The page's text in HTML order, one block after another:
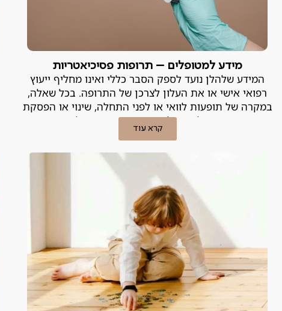
מידע למטופלים – תרופות פסיכיאטריות
המידע שלהלן נועד לספק הסבר כללי ואינו מחליף ייעוץ
רפואי אישי או את העלון לצרכן של התרופה. בכל שאלה,
במקרה של תופעות לוואי או לפני התחלה, שינוי או הפסקת
טיפול – יש להייועץ ברופא המטפל.
קרא עוד